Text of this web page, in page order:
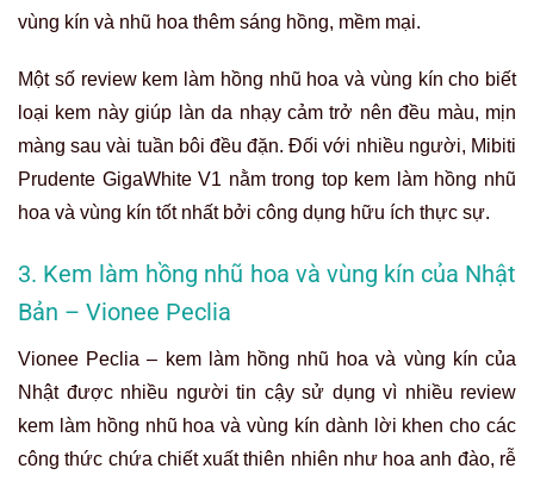
vùng kín và nhũ hoa thêm sáng hồng, mềm mại.
Một số review kem làm hồng nhũ hoa và vùng kín cho biết
loại kem này giúp làn da nhạy cảm trở nên đều màu, mịn
màng sau vài tuần bôi đều đặn. Đối với nhiều người, Mibiti
Prudente GigaWhite V1 nằm trong top kem làm hồng nhũ
hoa và vùng kín tốt nhất bởi công dụng hữu ích thực sự.
3. Kem làm hồng nhũ hoa và vùng kín của Nhật
Bản – Vionee Peclia
Vionee Peclia – kem làm hồng nhũ hoa và vùng kín của
Nhật được nhiều người tin cậy sử dụng vì nhiều review
kem làm hồng nhũ hoa và vùng kín dành lời khen cho các
công thức chứa chiết xuất thiên nhiên như hoa anh đào, rễ